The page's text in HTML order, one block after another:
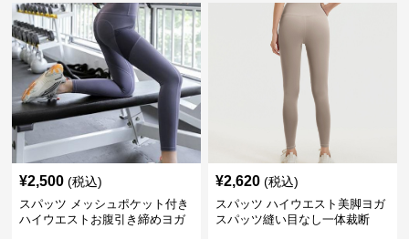
¥2,500 (税込)
スパッツ メッシュポケット付き
ハイウエストお腹引き締めヨガ
¥2,620 (税込)
スパッツ ハイウエスト美脚ヨガ
スパッツ縫い目なし一体裁断